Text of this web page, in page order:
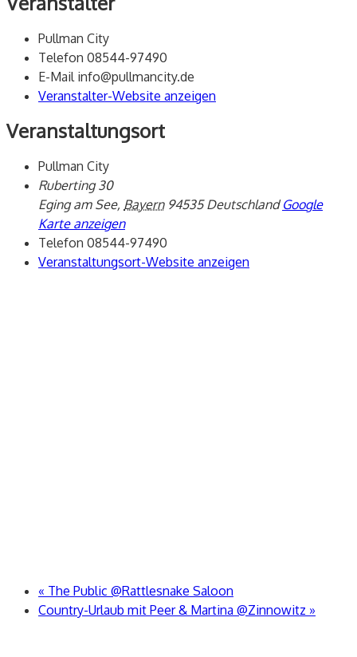
Pullman City
Telefon 08544-97490
E-Mail info@pullmancity.de
Veranstalter-Website anzeigen
Veranstaltungsort
Pullman City
Ruberting 30
Eging am See, Bayern 94535 Deutschland Google
Karte anzeigen
Telefon 08544-97490
Veranstaltungsort-Website anzeigen
« The Public @Rattlesnake Saloon
Country-Urlaub mit Peer & Martina @Zinnowitz »